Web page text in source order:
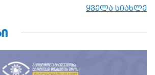
ყველა სიახლე